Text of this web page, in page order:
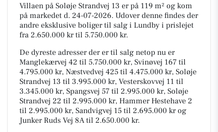
Villaen på Soløje Strandvej 13 er på 119 m² og kom
på markedet d. 24-07-2026. Udover denne findes der
andre eksklusive boliger til salg i Lundby i prislejet
fra 2.650.000 kr til 5.750.000 kr.
De dyreste adresser der er til salg netop nu er
Manglekærvej 42 til 5.750.000 kr, Svinøvej 167 til
4.795.000 kr, Næstvedvej 425 til 4.475.000 kr, Soløje
Strandvej 13 til 3.995.000 kr, Vesterskovvej 11 til
3.345.000 kr, Spangsvej 57 til 2.995.000 kr, Soløje
Strandvej 22 til 2.995.000 kr, Hammer Hestehave 2
til 2.995.000 kr, Sandvigvej 15 til 2.695.000 kr og
Junker Ruds Vej 8A til 2.650.000 kr.